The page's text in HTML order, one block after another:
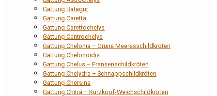
Gattung Batagur
Gattung Caretta
Gattung Carettochelys
Gattung Centrochelys
Gattung Chelonia – Grüne Meeresschildkröten
Gattung Chelonoidis
Gattung Chelus – Fransenschildkröten
Gattung Chelydra – Schnappschildkröten
Gattung Chersina
Gattung Chitra – Kurzkopf-Weichschildkröten